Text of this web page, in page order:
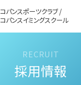
コパンスポーツクラブ /
コパンスイミングスクール
採用情報